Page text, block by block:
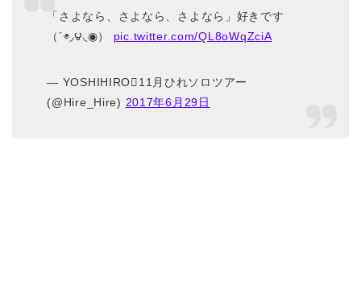
「さよなら、さよなら、さよなら」好きです
（´◉◞౪◟◉） pic.twitter.com/QL8oWqZciA
— YOSHIHIRO11月ひれソロツアー
(@Hire_Hire) 2017年6月29日